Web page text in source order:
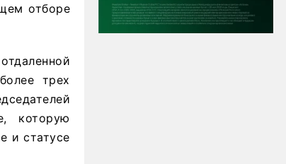
отборе
трех
которую
и статусе